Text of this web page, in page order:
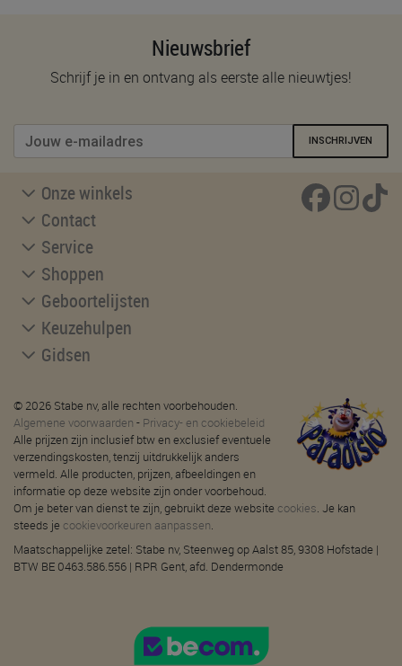
Nieuwsbrief
Schrijf je in en ontvang als eerste alle nieuwtjes!
INSCHRIJVEN
Onze winkels
Contact
Service
Shoppen
Geboortelijsten
Keuzehulpen
Gidsen
© 2026 Stabe nv, alle rechten voorbehouden.
Algemene voorwaarden - Privacy- en cookiebeleid
Alle prijzen zijn inclusief btw en exclusief eventuele
verzendingskosten, tenzij uitdrukkelijk anders
vermeld. Alle producten, prijzen, afbeeldingen en
informatie op deze website zijn onder voorbehoud.
Om je beter van dienst te zijn, gebruikt deze website cookies. Je kan
steeds je cookievoorkeuren aanpassen.
Maatschappelijke zetel: Stabe nv, Steenweg op Aalst 85, 9308 Hofstade |
BTW BE 0463.586.556 | RPR Gent, afd. Dendermonde